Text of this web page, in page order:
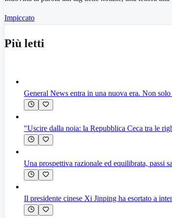
Impiccato
Più letti
General News entra in una nuova era. Non
"Uscire dalla noia: la Repubblica Ceca tra le
Una prospettiva razionale ed equilibrata, passi
Il presidente cinese Xi Jinping ha esortato a